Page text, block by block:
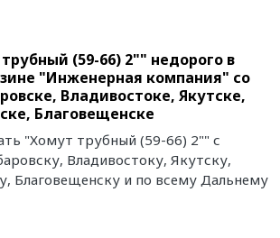
(59-66) 2"" недорого в
"Инженерная компания" со
Владивостоке, Якутске,
Благовещенске
"Хомут трубный (59-66) 2"" с
Владивостоку, Якутску,
Благовещенску и по всему Дальнему